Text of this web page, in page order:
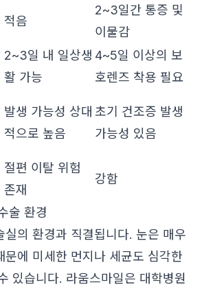
적음
2~3일간 통증 및
이물감
2~3일 내 일상생
활 가능
4~5일 이상의 보
호렌즈 착용 필요
발생 가능성 상대
적으로 높음
초기 건조증 발생
가능성 있음
절편 이탈 위험
존재
강함
술 환경
실의 환경과 직결됩니다. 눈은 매우
문에 미세한 먼지나 세균도 심각한
있습니다. 라움스마일은 대학병원